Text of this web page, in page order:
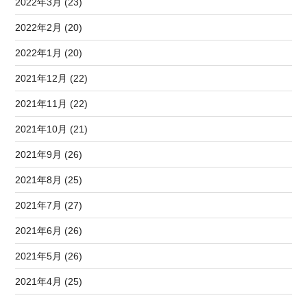
2022年2月 (20)
2022年1月 (20)
2021年12月 (22)
2021年11月 (22)
2021年10月 (21)
2021年9月 (26)
2021年8月 (25)
2021年7月 (27)
2021年6月 (26)
2021年5月 (26)
2021年4月 (25)